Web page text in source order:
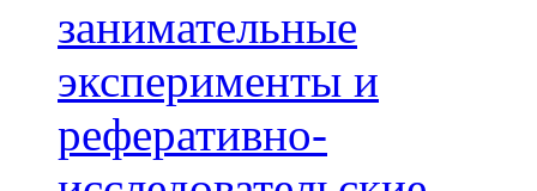
занимательные
эксперименты и
реферативно-